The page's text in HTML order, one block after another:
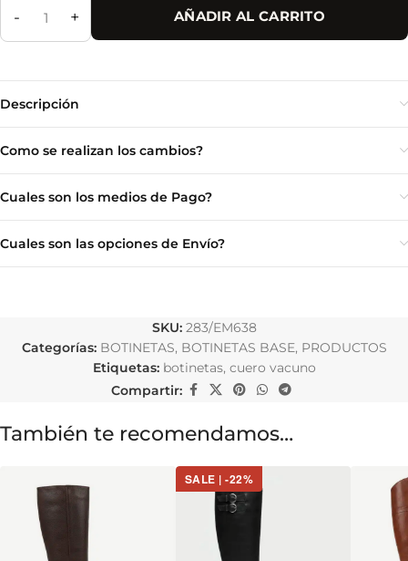
- + AÑADIR AL CARRITO
Descripción
Como se realizan los cambios?
Cuales son los medios de Pago?
Cuales son las opciones de Envío?
SKU: 283/EM638
Categorías: BOTINETAS, BOTINETAS BASE, PRODUCTOS
Etiquetas: botinetas, cuero vacuno
Compartir:
También te recomendamos…
SALE | -22%